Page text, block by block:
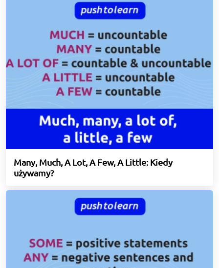
Many, Much, A Lot, A Few, A Little: Kiedy
używamy?